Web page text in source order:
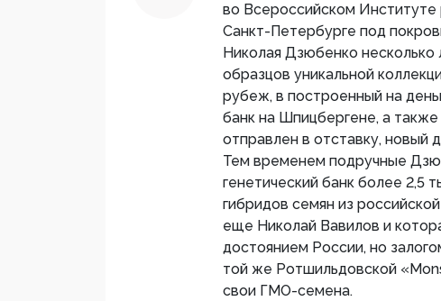
во Всероссийском
Санкт-Петербурге под
Николая Дзюбенко
образцов уникальной
рубеж, в построенный на
банк на Шпицбергене, а
отправлен в отставку, новый
Тем временем подручные
генетический банк более 2,5
гибридов семян из
еще Николай Вавилов и
достоянием России, но
той же Ротшильдовской
свои ГМО-семена.